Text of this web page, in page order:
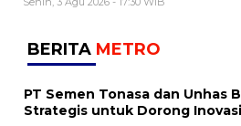
BERITA METRO
PT Semen Tonasa dan Unhas
Strategis untuk Dorong